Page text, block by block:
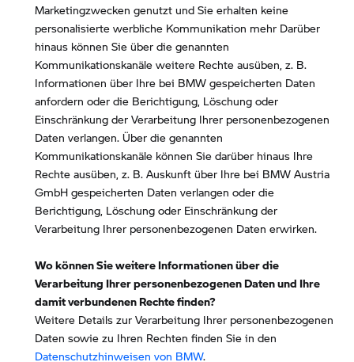
Marketingzwecken genutzt und Sie erhalten keine
personalisierte werbliche Kommunikation mehr Darüber
hinaus können Sie über die genannten
Kommunikationskanäle weitere Rechte ausüben, z. B.
Informationen über Ihre bei BMW gespeicherten Daten
anfordern oder die Berichtigung, Löschung oder
Einschränkung der Verarbeitung Ihrer personenbezogenen
Daten verlangen. Über die genannten
Kommunikationskanäle können Sie darüber hinaus Ihre
Rechte ausüben, z. B. Auskunft über Ihre bei BMW Austria
GmbH gespeicherten Daten verlangen oder die
Berichtigung, Löschung oder Einschränkung der
Verarbeitung Ihrer personenbezogenen Daten erwirken.
Wo können Sie weitere Informationen über die
Verarbeitung Ihrer personenbezogenen Daten und Ihre
damit verbundenen Rechte finden?
Weitere Details zur Verarbeitung Ihrer personenbezogenen
Daten sowie zu Ihren Rechten finden Sie in den
Datenschutzhinweisen von BMW.